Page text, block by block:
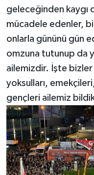
geleceğinden kaygı
mücadele edenler,
onlarla gününü gün
omzuna tutunup da
ailemizdir. İşte bizler
yoksulları,
gençleri ailemiz